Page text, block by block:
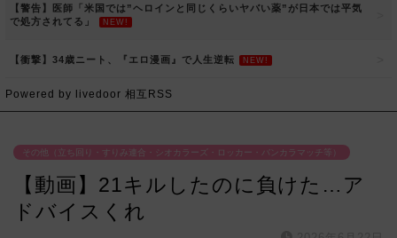
【警告】医師「米国では”ヘロインと同じくらいヤバい薬”が日本では平気
で処方されてる」
NEW!
【衝撃】34歳ニート、『エロ漫画』で人生逆転 NEW!
Powered by livedoor 相互RSS
その他（立ち回り・すりみ連合・シオカラーズ・ロッカー・バンカラマッチ等）
【動画】21キルしたのに負けた…ア
ドバイスくれ